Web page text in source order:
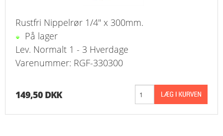
Rustfri Nippelrør 1/4" x 300mm.
På lager
Lev. Normalt 1 - 3 Hverdage
Varenummer: RGF-330300
149,50 DKK